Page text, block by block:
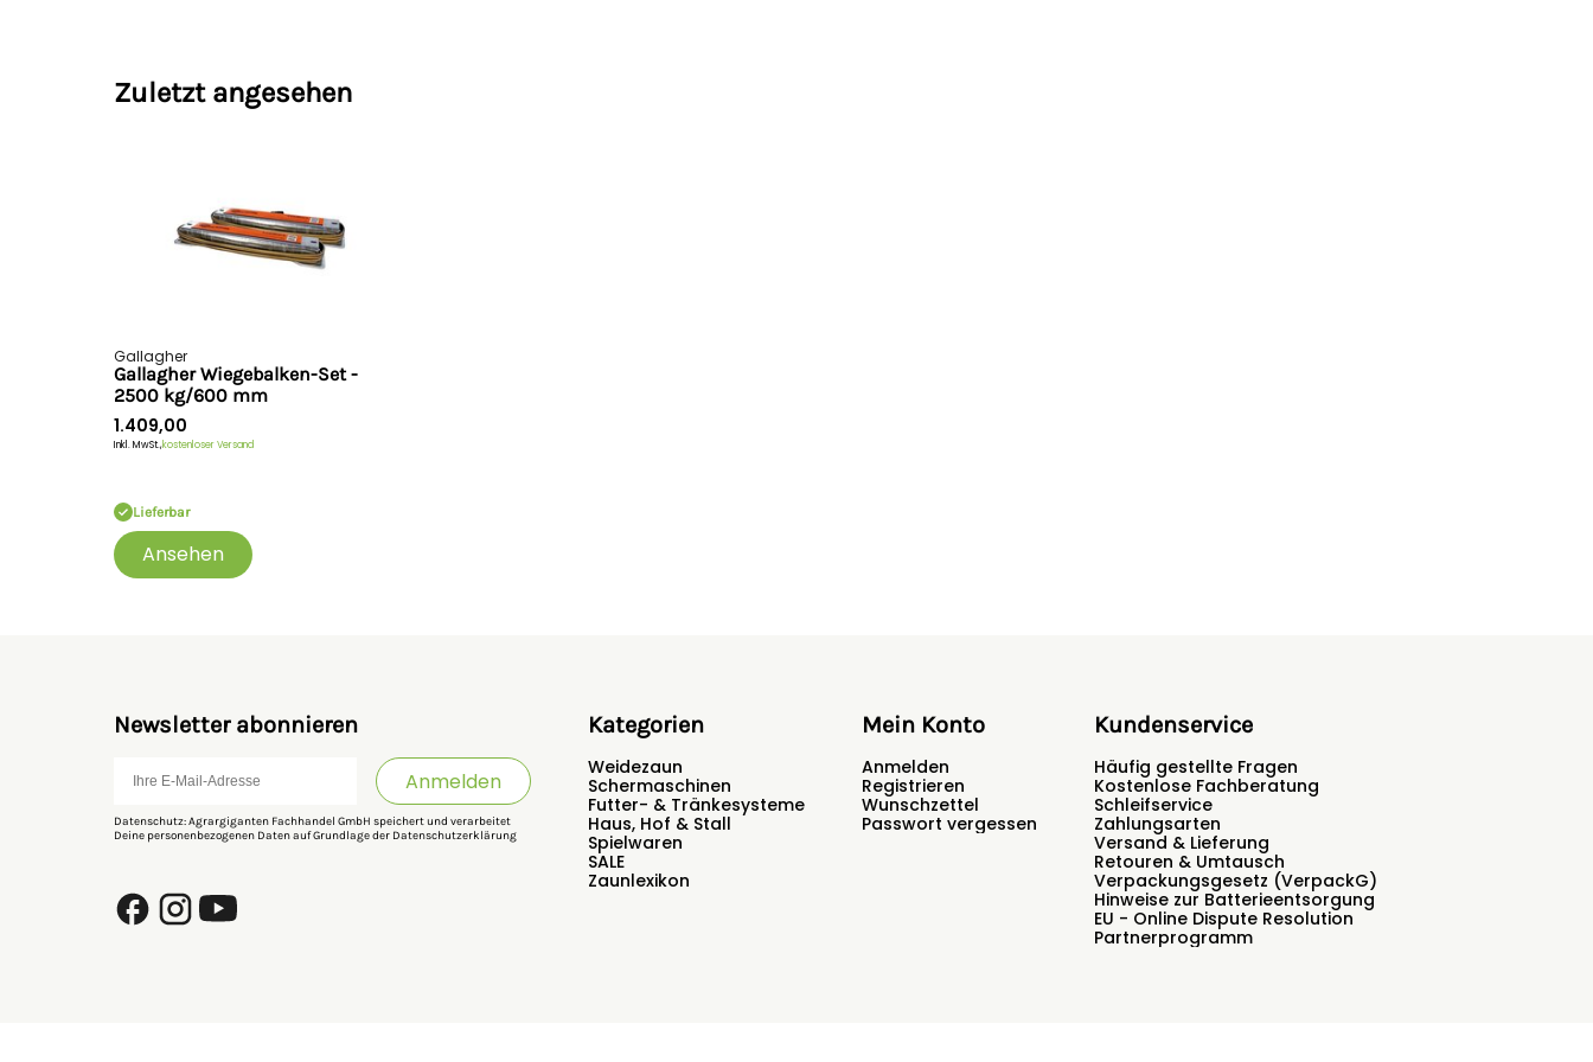
Zuletzt angesehen
Gallagher
Gallagher Wiegebalken-Set -
2500 kg/600 mm
1.409,00
Inkl. MwSt.,kostenloser Versand
Lieferbar
Ansehen
Newsletter abonnieren
Anmelden
Datenschutz: Agrargiganten Fachhandel GmbH speichert und verarbeitet
Deine personenbezogenen Daten auf Grundlage der Datenschutzerklärung
Kategorien
Weidezaun
Schermaschinen
Futter- & Tränkesysteme
Haus, Hof & Stall
Spielwaren
SALE
Zaunlexikon
Mein Konto
Anmelden
Registrieren
Wunschzettel
Passwort vergessen
Kundenservice
Häufig gestellte Fragen
Kostenlose Fachberatung
Schleifservice
Zahlungsarten
Versand & Lieferung
Retouren & Umtausch
Verpackungsgesetz (VerpackG)
Hinweise zur Batterieentsorgung
EU - Online Dispute Resolution
Partnerprogramm